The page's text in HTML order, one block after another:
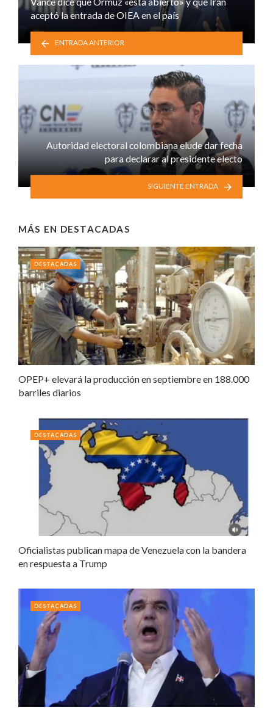
aceptó la entrada de OIEA en el país
ENTRADA ANTERIOR
Autoridad electoral colombiana elude dar fecha
para declarar al presidente electo
SIGUIENTE ENTRADA
MÁS EN DESTACADAS
OPEP+ elevará la producción en septiembre en 188.000
barriles diarios
DESTACADAS
Oficialistas publican mapa de Venezuela con la bandera
en respuesta a Trump
DESTACADAS
DESTACADAS